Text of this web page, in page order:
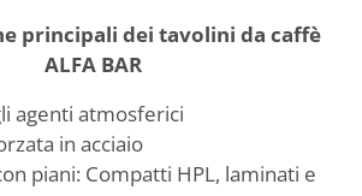
principali dei tavolini da caffè
ALFA BAR
agenti atmosferici
in acciaio
piani: Compatti HPL, laminati e